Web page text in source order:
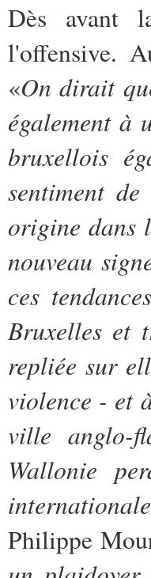
Dès avant
l'offensive.
«On dirait
également à
bruxellois
sentiment
origine dans
nouveau
ces
Bruxelles et
repliée sur
violence - et
ville anglo-
Wallonie
Philippe